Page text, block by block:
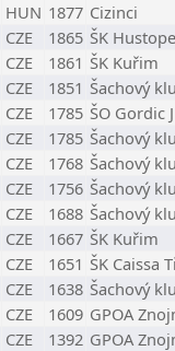
HUN 1877 Cizinci
CZE 1865 ŠK
CZE 1861 ŠK Kuřim
CZE 1851 Šachový
CZE 1785 ŠO Gordic
CZE 1785 Šachový
CZE 1768 Šachový
CZE 1756 Šachový
CZE 1688 Šachový
CZE 1667 ŠK Kuřim
CZE 1651 ŠK Caissa
CZE 1638 Šachový
CZE 1609 GPOA
CZE 1392 GPOA